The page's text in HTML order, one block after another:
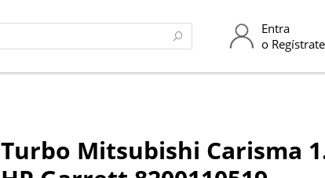
Entra
o Regístrate
Turbo Mitsubishi Carisma